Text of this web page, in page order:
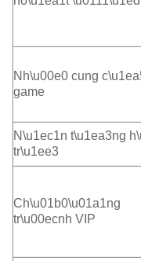
Nh\u00e0 cung
game
N\u1ec1n t\u1ea3ng
tr\u1ee3
Ch\u01b0\u01a1ng
tr\u00ecnh VIP